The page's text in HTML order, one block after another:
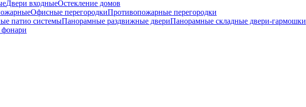
Двери входныеОстекление домов
Офисные перегородкиПротивопожарные перегородки
патио системыПанорамные раздвижные двериПанорамные складные двери-гармошки